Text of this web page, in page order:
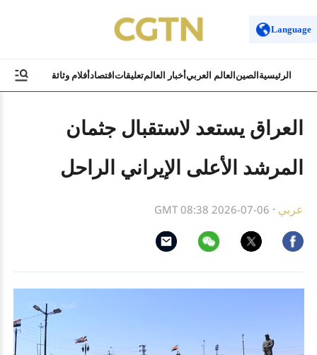
Language
الرئيسية الصين العالم العربيأخبار العالمتعليقات اقتصادأفلام وثائقية ثقافة
العراق يستعد لاستقبال جثمان
المرشد الأعلى الإيراني الراحل
عربي ·
GMT 08:38 2026-07-06